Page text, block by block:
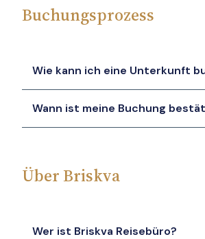
Buchungsprozess
Wie kann ich eine Unterkunft
Wann ist meine Buchung
Über Briskva
Wer ist Briskva Reisebüro?